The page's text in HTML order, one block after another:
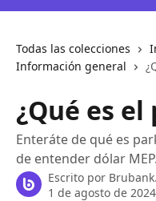
Todas las colecciones
Información general
¿Qué es
Enteráte de qué es
de entender dólar MEP.
Escrito por Brubank.
1 de agosto de 2024